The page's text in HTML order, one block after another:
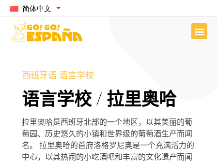
简体中文
西班牙语 语言学校
语言学校 / 拉里奥哈
拉里奥哈是西班牙北部的一个地区，以其美丽的葡
萄园、历史悠久的小镇和世界级的葡萄酒生产而闻
名。 拉里奥哈的首府洛格罗尼奥是一个充满活力的
中心，以其热闹的小吃酒吧和丰富的文化遗产而闻